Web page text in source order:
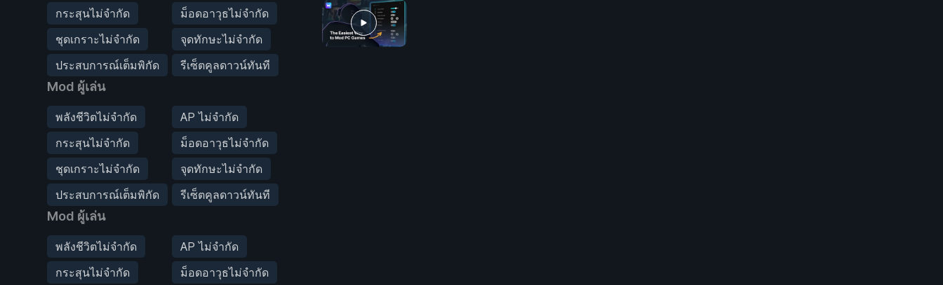
กระสุนไม่จำกัด
ม็อดอาวุธไม่จำกัด
ชุดเกราะไม่จำกัด
จุดทักษะไม่จำกัด
ประสบการณ์เต็มพิกัด
รีเซ็ตคูลดาวน์ทันที
Mod ผู้เล่น
พลังชีวิตไม่จำกัด
AP ไม่จำกัด
กระสุนไม่จำกัด
ม็อดอาวุธไม่จำกัด
ชุดเกราะไม่จำกัด
จุดทักษะไม่จำกัด
ประสบการณ์เต็มพิกัด
รีเซ็ตคูลดาวน์ทันที
Mod ผู้เล่น
พลังชีวิตไม่จำกัด
AP ไม่จำกัด
กระสุนไม่จำกัด
ม็อดอาวุธไม่จำกัด